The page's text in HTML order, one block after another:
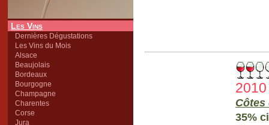
Les Vins
Dernières Dégustations
Les Vins du Mois
Alsace
Beaujolais
Bordeaux
Bourgogne
Champagne
Charentes
Corse
Jura
2010
Côtes
35%